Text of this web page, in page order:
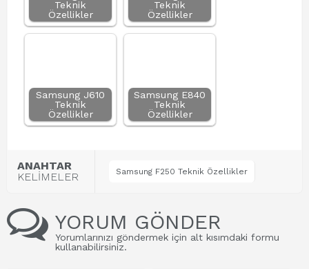
Teknik
Özellikler
Teknik
Özellikler
Samsung J610
Teknik
Özellikler
Samsung E840
Teknik
Özellikler
ANAHTAR
KELİMELER
Samsung F250 Teknik Özellikler
YORUM GÖNDER
Yorumlarınızı göndermek için alt kısımdaki formu
kullanabilirsiniz.